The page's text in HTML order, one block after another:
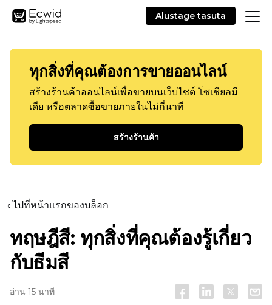
Alustage tasuta
ทุกสิ่งที่คุณต้องการขายออนไลน์
สร้างร้านค้าออนไลน์เพื่อขายบนเว็บไซต์ โซเชียลมี
เดีย หรือตลาดซื้อขายภายในไม่กี่นาที
สร้างร้านค้า
‹ ไปที่หน้าแรกของบล็อก
ทฤษฎีสี: ทุกสิ่งที่คุณต้องรู้เกี่ยว
กับธีมสี
อ่าน 15 นาที